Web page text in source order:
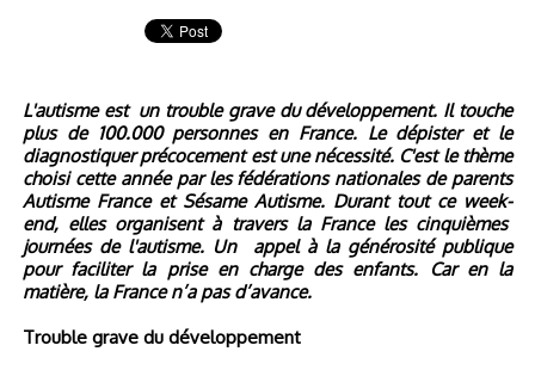
L'autisme est un trouble grave du développement. Il touche
plus de 100.000 personnes en France. Le dépister et le
diagnostiquer précocement est une nécessité. C'est le thème
choisi cette année par les fédérations nationales de parents
Autisme France et Sésame Autisme. Durant tout ce week-
end, elles organisent à travers la France les cinquièmes
journées de l'autisme. Un
appel à la générosité publique
pour faciliter la prise en charge des enfants. Car en la
matière, la France n’a pas d’avance.
Trouble grave du développement